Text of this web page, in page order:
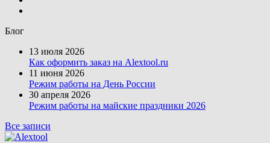
Блог
13 июля 2026
Как оформить заказ на Alextool.ru
11 июня 2026
Режим работы на День России
30 апреля 2026
Режим работы на майские праздники 2026
Все записи